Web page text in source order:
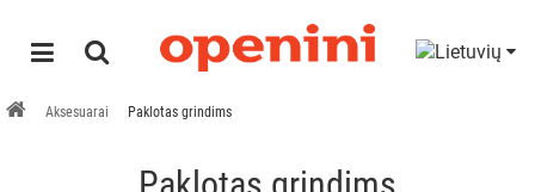
Aksesuarai Paklotas grindims